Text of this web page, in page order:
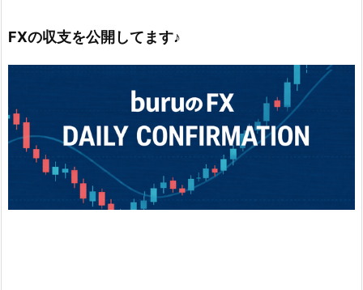
FXの収支を公開してます♪